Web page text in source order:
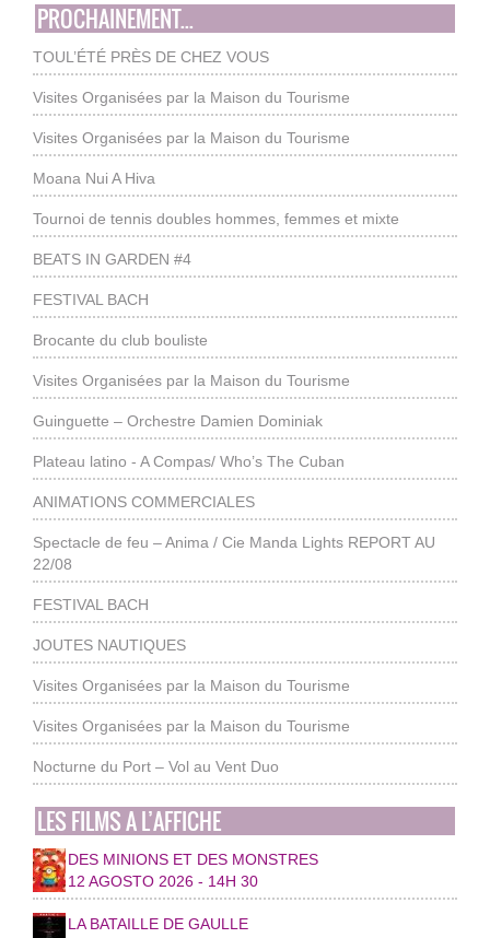
PROCHAINEMENT...
TOUL’ÉTÉ PRÈS DE CHEZ VOUS
Visites Organisées par la Maison du Tourisme
Visites Organisées par la Maison du Tourisme
Moana Nui A Hiva
Tournoi de tennis doubles hommes, femmes et mixte
BEATS IN GARDEN #4
FESTIVAL BACH
Brocante du club bouliste
Visites Organisées par la Maison du Tourisme
Guinguette – Orchestre Damien Dominiak
Plateau latino - A Compas/ Who’s The Cuban
ANIMATIONS COMMERCIALES
Spectacle de feu – Anima / Cie Manda Lights REPORT AU
22/08
FESTIVAL BACH
JOUTES NAUTIQUES
Visites Organisées par la Maison du Tourisme
Visites Organisées par la Maison du Tourisme
Nocturne du Port – Vol au Vent Duo
LES FILMS A L’AFFICHE
DES MINIONS ET DES MONSTRES
12 AGOSTO 2026 - 14H 30
LA BATAILLE DE GAULLE